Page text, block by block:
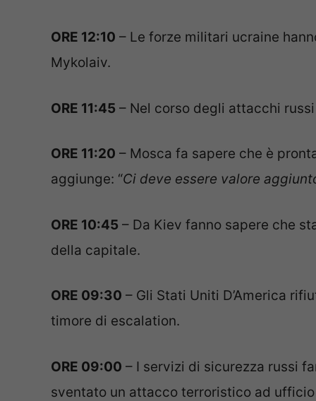
ORE 12:10 – Le forze militari ucraine
Mykolaiv.
ORE 11:45 – Nel corso degli attacchi
ORE 11:20 – Mosca fa sapere che è
aggiunge: “Ci deve essere valore
ORE 10:45 – Da Kiev fanno sapere che
della capitale.
ORE 09:30 – Gli Stati Uniti D’America
timore di escalation.
ORE 09:00 – I servizi di sicurezza russi
sventato un attacco terroristico ad